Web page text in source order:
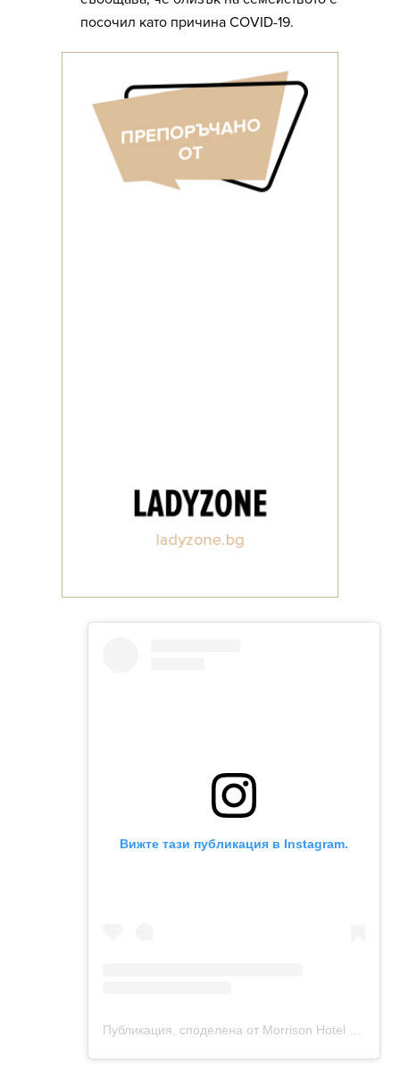
посочил като причина COVID-19.